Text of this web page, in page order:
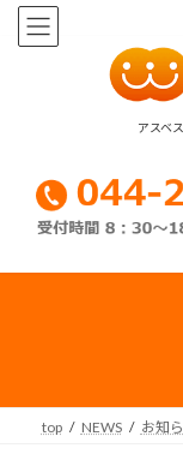
アスベ
top NEWS お知